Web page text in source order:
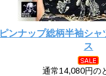
ピンナップ総柄半袖シ
ス
通常14,080円の